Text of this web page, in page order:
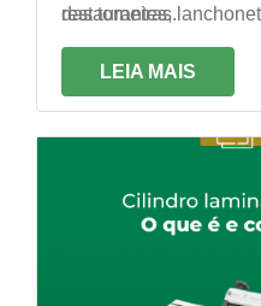
das torneiras.
restaurantes,
alimentação em geral.
LEIA MAIS